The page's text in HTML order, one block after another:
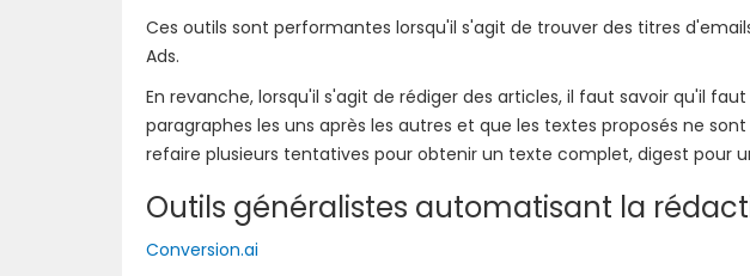
Ces outils sont performantes lorsqu'il s'agit de trouver des titres
Ads.
En revanche, lorsqu'il s'agit de rédiger des articles, il faut savoir qu'il
paragraphes les uns après les autres et que les textes proposés ne
refaire plusieurs tentatives pour obtenir un texte complet, digest pour
Outils généralistes automatisant la
Conversion.ai